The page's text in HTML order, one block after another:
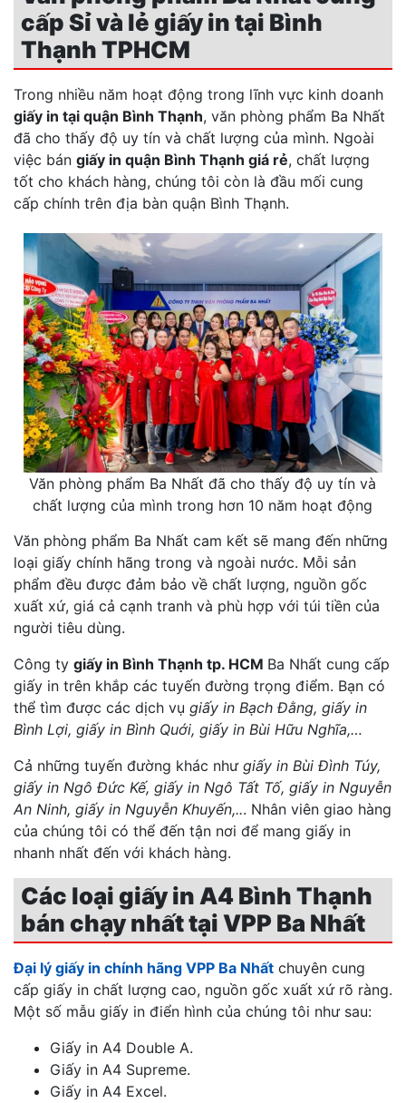
cấp Sỉ và lẻ giấy in tại Bình
Thạnh TPHCM
Trong nhiều năm hoạt động trong lĩnh vực kinh doanh
giấy in tại quận Bình Thạnh, văn phòng phẩm Ba Nhất
đã cho thấy độ uy tín và chất lượng của mình. Ngoài
việc bán giấy in quận Bình Thạnh giá rẻ, chất lượng
tốt cho khách hàng, chúng tôi còn là đầu mối cung
cấp chính trên địa bàn quận Bình Thạnh.
Văn phòng phẩm Ba Nhất đã cho thấy độ uy tín và
chất lượng của mình trong hơn 10 năm hoạt động
Văn phòng phẩm Ba Nhất cam kết sẽ mang đến những
loại giấy chính hãng trong và ngoài nước. Mỗi sản
phẩm đều được đảm bảo về chất lượng, nguồn gốc
xuất xứ, giá cả cạnh tranh và phù hợp với túi tiền của
người tiêu dùng.
Công ty giấy in Bình Thạnh tp. HCM Ba Nhất cung cấp
giấy in trên khắp các tuyến đường trọng điểm. Bạn có
thể tìm được các dịch vụ giấy in Bạch Đằng, giấy in
Bình Lợi, giấy in Bình Quới, giấy in Bùi Hữu Nghĩa,…
Cả những tuyến đường khác như giấy in Bùi Đình Túy,
giấy in Ngô Đức Kế, giấy in Ngô Tất Tố, giấy in Nguyễn
An Ninh, giấy in Nguyễn Khuyến,... Nhân viên giao hàng
của chúng tôi có thể đến tận nơi để mang giấy in
nhanh nhất đến với khách hàng.
Các loại giấy in A4 Bình Thạnh
bán chạy nhất tại VPP Ba Nhất
Đại lý giấy in chính hãng VPP Ba Nhất chuyên cung
cấp giấy in chất lượng cao, nguồn gốc xuất xứ rõ ràng.
Một số mẫu giấy in điển hình của chúng tôi như sau:
Giấy in A4 Double A.
Giấy in A4 Supreme.
Giấy in A4 Excel.